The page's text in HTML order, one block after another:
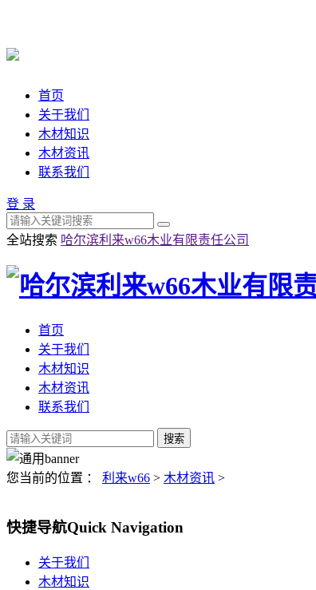
首页
关于我们
木材知识
木材资讯
联系我们
登 录
全站搜索 哈尔滨利来w66木业有限责任公司
首页
关于我们
木材知识
木材资讯
联系我们
您当前的位置 ： 利来w66 > 木材资讯 >
快捷导航Quick Navigation
关于我们
木材知识